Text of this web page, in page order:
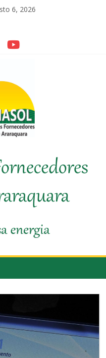
6, 2026
de
de
ao
do
da
energia